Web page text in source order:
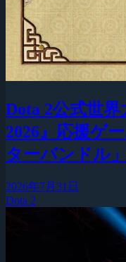
Dota 2公式世
2026』応援ゲ
ターバンドル
2026年7月31日
Dota 2